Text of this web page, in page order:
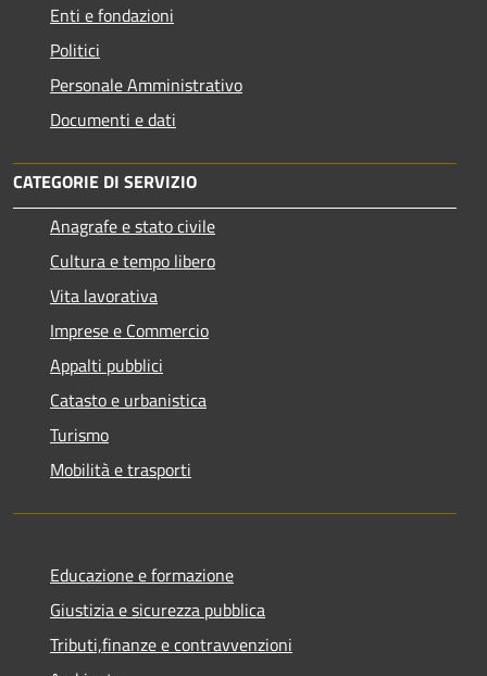
Enti e fondazioni
Politici
Personale Amministrativo
Documenti e dati
CATEGORIE DI SERVIZIO
Anagrafe e stato civile
Cultura e tempo libero
Vita lavorativa
Imprese e Commercio
Appalti pubblici
Catasto e urbanistica
Turismo
Mobilità e trasporti
Educazione e formazione
Giustizia e sicurezza pubblica
Tributi,finanze e contravvenzioni